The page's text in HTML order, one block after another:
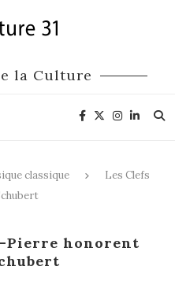
la Culture
classique
Les Clefs
Pierre honorent